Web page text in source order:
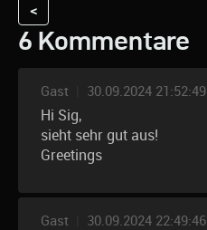
<
6 Kommentare
Gast 30.09.2024 21:52:49
Hi Sig,
sieht sehr gut aus!
Greetings
Gast 30.09.2024 22:49:46